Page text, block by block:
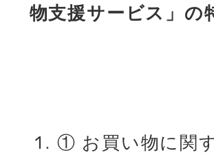
物⽀援サービス」の
① お買い物に関